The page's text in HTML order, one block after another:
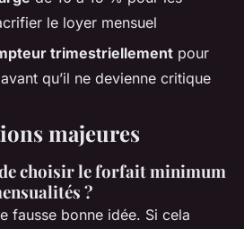
le loyer mensuel
trimestriellement pour
qu’il ne devienne critique
majeures
choisir le forfait minimum
?
fausse bonne idée. Si cela